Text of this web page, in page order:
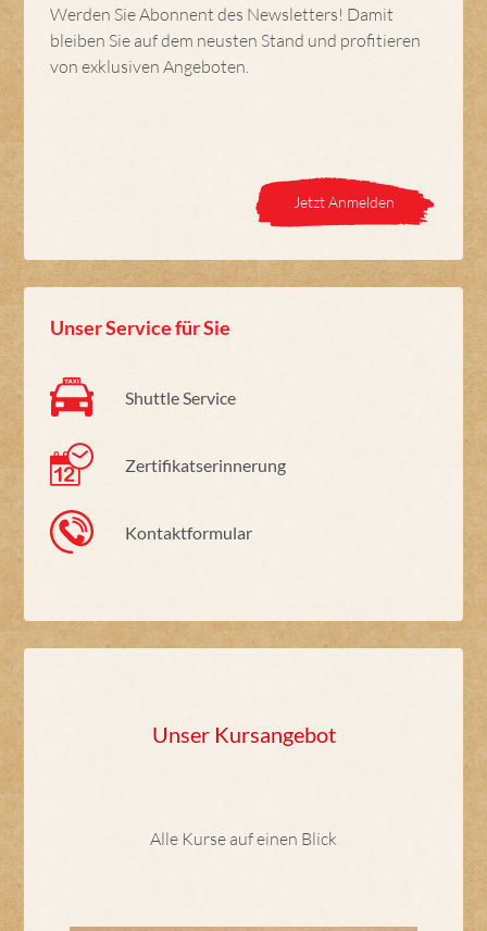
Werden Sie Abonnent des Newsletters! Damit
bleiben Sie auf dem neusten Stand und profitieren
von exklusiven Angeboten.
Jetzt Anmelden
Unser Service für Sie
Shuttle Service
Zertifikatserinnerung
Kontaktformular
Unser Kursangebot
Alle Kurse auf einen Blick